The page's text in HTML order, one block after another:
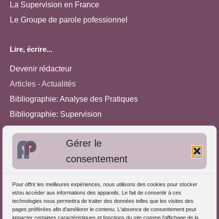
Gérer le
consentement
Pour offrir les meilleures expériences, nous utilisons des cookies pour stocker
et/ou accéder aux informations des appareils. Le fait de consentir à ces
technologies nous permettra de traiter des données telles que les visites des
pages préférées afin d'améliorer le contenu. L'absence de consentement peut
impacter certaines caractéristiques et fonctions du site comme l'affichage de la
La Supervision en France
Le Groupe de parole pofessionnel
Lire, écrire...
Devenir rédacteur
Articles - Actualités
Bibliographie: Analyse des Pratiques
Bibliographie: Supervision
Approches de l'Analyse des pratiques
S'inscrire dans l'Annuaire
Publiez vos formations